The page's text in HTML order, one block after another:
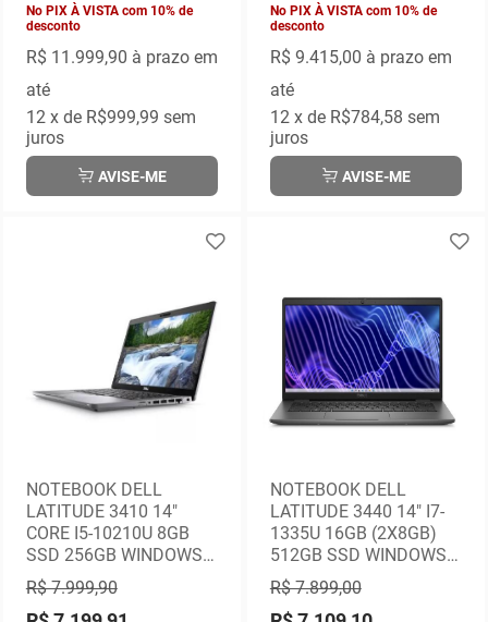
No PIX À VISTA com 10% de
desconto
R$ 11.999,90 à prazo em
até
12x de R$999,99 sem
juros
AVISE-ME
No PIX À VISTA com 10% de
desconto
R$ 9.415,00 à prazo em
até
12x de R$784,58 sem
juros
AVISE-ME
NOTEBOOK DELL
LATITUDE 3410 14"
CORE I5-10210U 8GB
SSD 256GB WINDOWS
10 PRO - 1 ANO
GARANTIA LOCAL
R$ 7.999,90
NOTEBOOK DELL
LATITUDE 3440 14" I7-
1335U 16GB (2X8GB)
512GB SSD WINDOWS
11 PRO - 1 ANO NO
LOCAL
R$ 7.899,00